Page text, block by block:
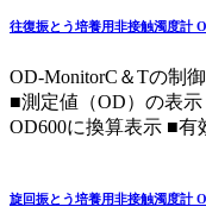
往復振とう培養用非接触濁度計
OD-MonitorC＆Tの制
■測定値（OD）の表
OD600に換算表示 ■有
旋回振とう培養用非接触濁度計